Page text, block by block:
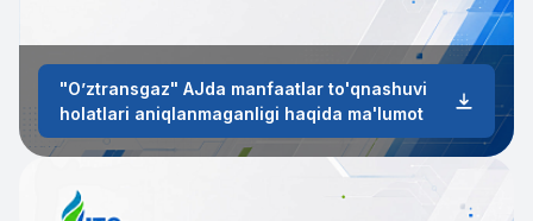
"Oʼztransgaz" АJda manfaatlar to'qnashuvi
holatlari aniqlanmaganligi haqida ma'lumot